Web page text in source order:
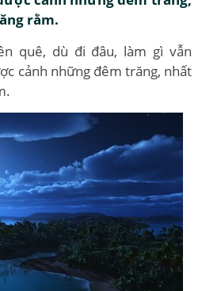
rằm.
quê, dù đi đâu, làm gì vẫn
cảnh những đêm trăng, nhất